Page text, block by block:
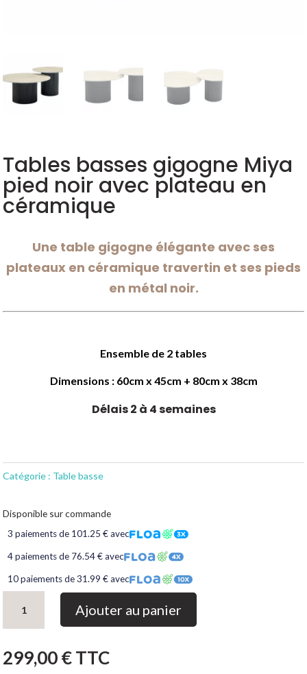
Tables basses gigogne Miya
pied noir avec plateau en
céramique
Une table gigogne élégante avec ses
plateaux en céramique travertin et ses pieds
en métal noir.
Ensemble de 2 tables
Dimensions : 60cm x 45cm + 80cm x 38cm
Délais 2 à 4 semaines
Catégorie : Table basse
Disponible sur commande
3 paiements de 101.25 € avec
4 paiements de 76.54 € avec
10 paiements de 31.99 € avec
Tables
basses
gigogne
Ajouter au panier
299,00€TTC